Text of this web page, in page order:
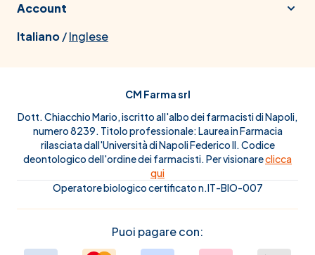
Account
Italiano/Inglese
CM Farma srl
Dott. Chiacchio Mario, iscritto all'albo dei farmacisti di Napoli,
numero 8239. Titolo professionale: Laurea in Farmacia
rilasciata dall'Università di Napoli Federico II. Codice
deontologico dell'ordine dei farmacisti. Per visionareclicca
qui
Operatore biologico certificato n.IT-BIO-007
Puoi pagare con: